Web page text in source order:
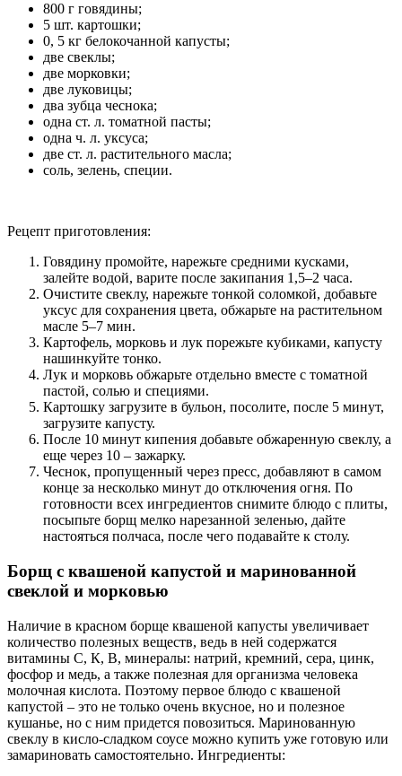
800 г говядины;
5 шт. картошки;
0, 5 кг белокочанной капусты;
две свеклы;
две морковки;
две луковицы;
два зубца чеснока;
одна ст. л. томатной пасты;
одна ч. л. уксуса;
две ст. л. растительного масла;
соль, зелень, специи.
Рецепт приготовления:
Говядину промойте, нарежьте средними кусками,
залейте водой, варите после закипания 1,5–2 часа.
Очистите свеклу, нарежьте тонкой соломкой, добавьте
уксус для сохранения цвета, обжарьте на растительном
масле 5–7 мин.
Картофель, морковь и лук порежьте кубиками, капусту
нашинкуйте тонко.
Лук и морковь обжарьте отдельно вместе с томатной
пастой, солью и специями.
Картошку загрузите в бульон, посолите, после 5 минут,
загрузите капусту.
После 10 минут кипения добавьте обжаренную свеклу, а
еще через 10 – зажарку.
Чеснок, пропущенный через пресс, добавляют в самом
конце за несколько минут до отключения огня. По
готовности всех ингредиентов снимите блюдо с плиты,
посыпьте борщ мелко нарезанной зеленью, дайте
настояться полчаса, после чего подавайте к столу.
Борщ с квашеной капустой и маринованной
свеклой и морковью
Наличие в красном борще квашеной капусты увеличивает
количество полезных веществ, ведь в ней содержатся
витамины С, К, В, минералы: натрий, кремний, сера, цинк,
фосфор и медь, а также полезная для организма человека
молочная кислота. Поэтому первое блюдо с квашеной
капустой – это не только очень вкусное, но и полезное
кушанье, но с ним придется повозиться. Маринованную
свеклу в кисло-сладком соусе можно купить уже готовую или
замариновать самостоятельно. Ингредиенты: